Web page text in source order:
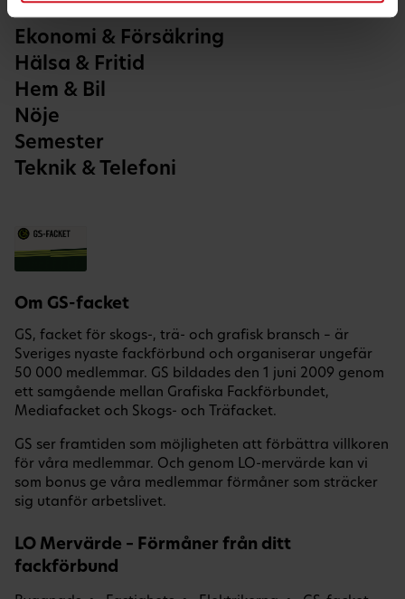
Ekonomi & Försäkring
Hälsa & Fritid
Hem & Bil
Nöje
Semester
Teknik & Telefoni
Om GS-facket
GS, facket för skogs-, trä- och grafisk bransch – är
Sveriges nyaste fackförbund och organiserar ungefär
50 000 medlemmar. GS bildades den 1 juni 2009 genom
ett samgående mellan Grafiska Fackförbundet,
Mediafacket och Skogs- och Träfacket.
GS ser framtiden som möjligheten att förbättra villkoren
för våra medlemmar. Och genom LO-mervärde kan vi
som bonus ge våra medlemmar förmåner som sträcker
sig utanför arbetslivet.
LO Mervärde – Förmåner från ditt
fackförbund